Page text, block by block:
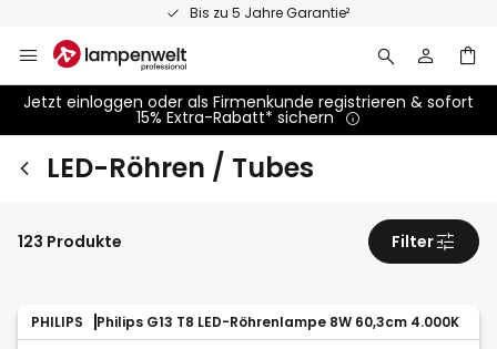
Bis zu 5 Jahre Garantie²
Inhalt
springen
Jetzt einloggen oder als Firmenkunde registrieren & sofort
15% Extra-Rabatt* sichern
LED-Röhren / Tubes
PHILIPS Philips G13 T8 LED-Röhrenlampe 8W 60,3cm 4.000K
123 Produkte Filter